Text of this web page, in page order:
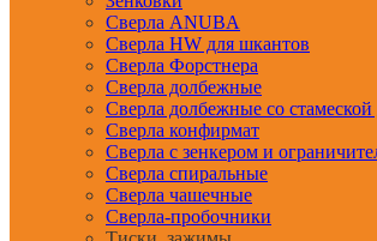
Сверла ANUBA
Сверла HW для шкантов
Сверла Форстнера
Сверла долбежные
Сверла долбежные со стамеской
Сверла конфирмат
Сверла с зенкером и
Сверла спиральные
Сверла чашечные
Сверла-пробочники